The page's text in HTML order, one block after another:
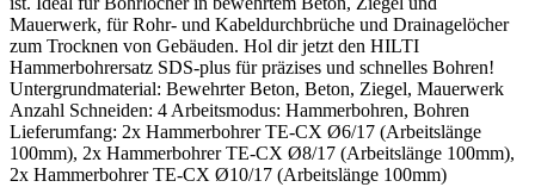
Mauerwerk, für Rohr- und Kabeldurchbrüche und Drainagelöcher
zum Trocknen von Gebäuden. Hol dir jetzt den HILTI
Hammerbohrersatz SDS-plus für präzises und schnelles Bohren!
Untergrundmaterial: Bewehrter Beton, Beton, Ziegel, Mauerwerk
Anzahl Schneiden: 4 Arbeitsmodus: Hammerbohren, Bohren
Lieferumfang: 2x Hammerbohrer TE-CX Ø6/17 (Arbeitslänge
100mm), 2x Hammerbohrer TE-CX Ø8/17 (Arbeitslänge 100mm),
2x Hammerbohrer TE-CX Ø10/17 (Arbeitslänge 100mm)